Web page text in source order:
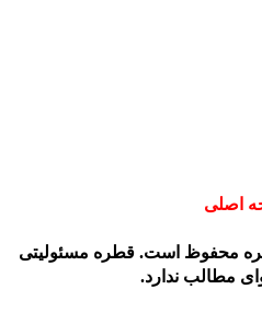
است. قطره مسئولیتی
ندارد.